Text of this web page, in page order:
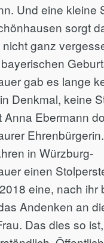
Und eine kleine
sorgt
ganz
gab es lange
Denkmal, keine
Anna Ebermann
in Würzburg-
einen
eine, nach ihr
Andenken an
Das dies so